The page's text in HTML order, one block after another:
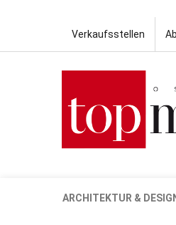
Verkaufsstellen
ARCHITEKTUR &